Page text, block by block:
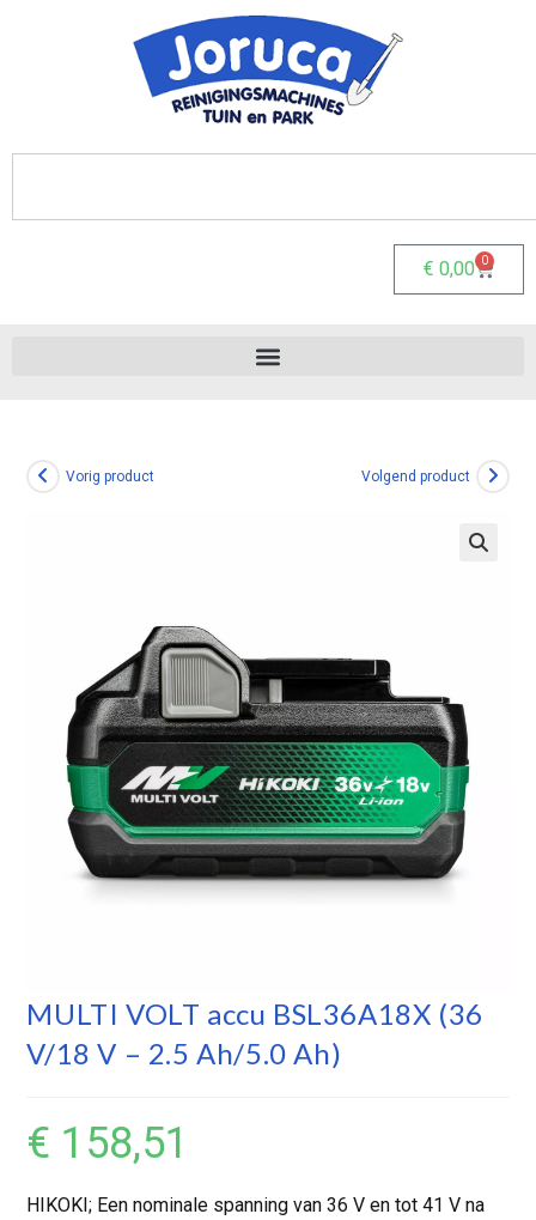
€ 0,00 0
Vorig product Volgend product
MULTI VOLT accu BSL36A18X (36
V/18 V – 2.5 Ah/5.0 Ah)
€ 158,51
HIKOKI; Een nominale spanning van 36 V en tot 41 V na